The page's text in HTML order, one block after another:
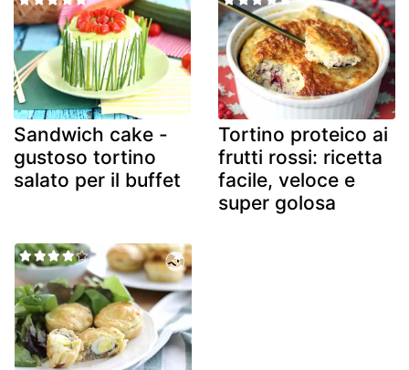
Sandwich cake -
gustoso tortino
salato per il buffet
Tortino proteico ai
frutti rossi: ricetta
facile, veloce e
super golosa